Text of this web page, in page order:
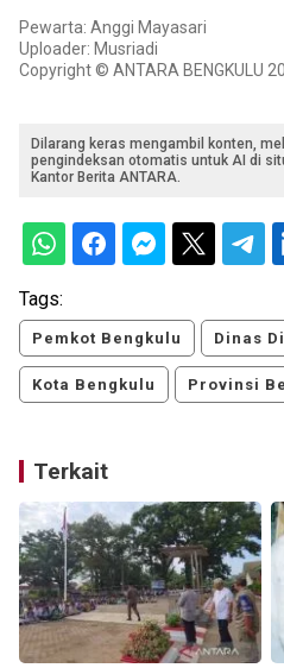
Pewarta: Anggi Mayasari
Uploader: Musriadi
Copyright © ANTARA BENGKULU
Dilarang keras mengambil konten,
pengindeksan otomatis untuk AI di
Kantor Berita ANTARA.
Tags:
Pemkot Bengkulu Dinas
Kota Bengkulu Provinsi
Terkait